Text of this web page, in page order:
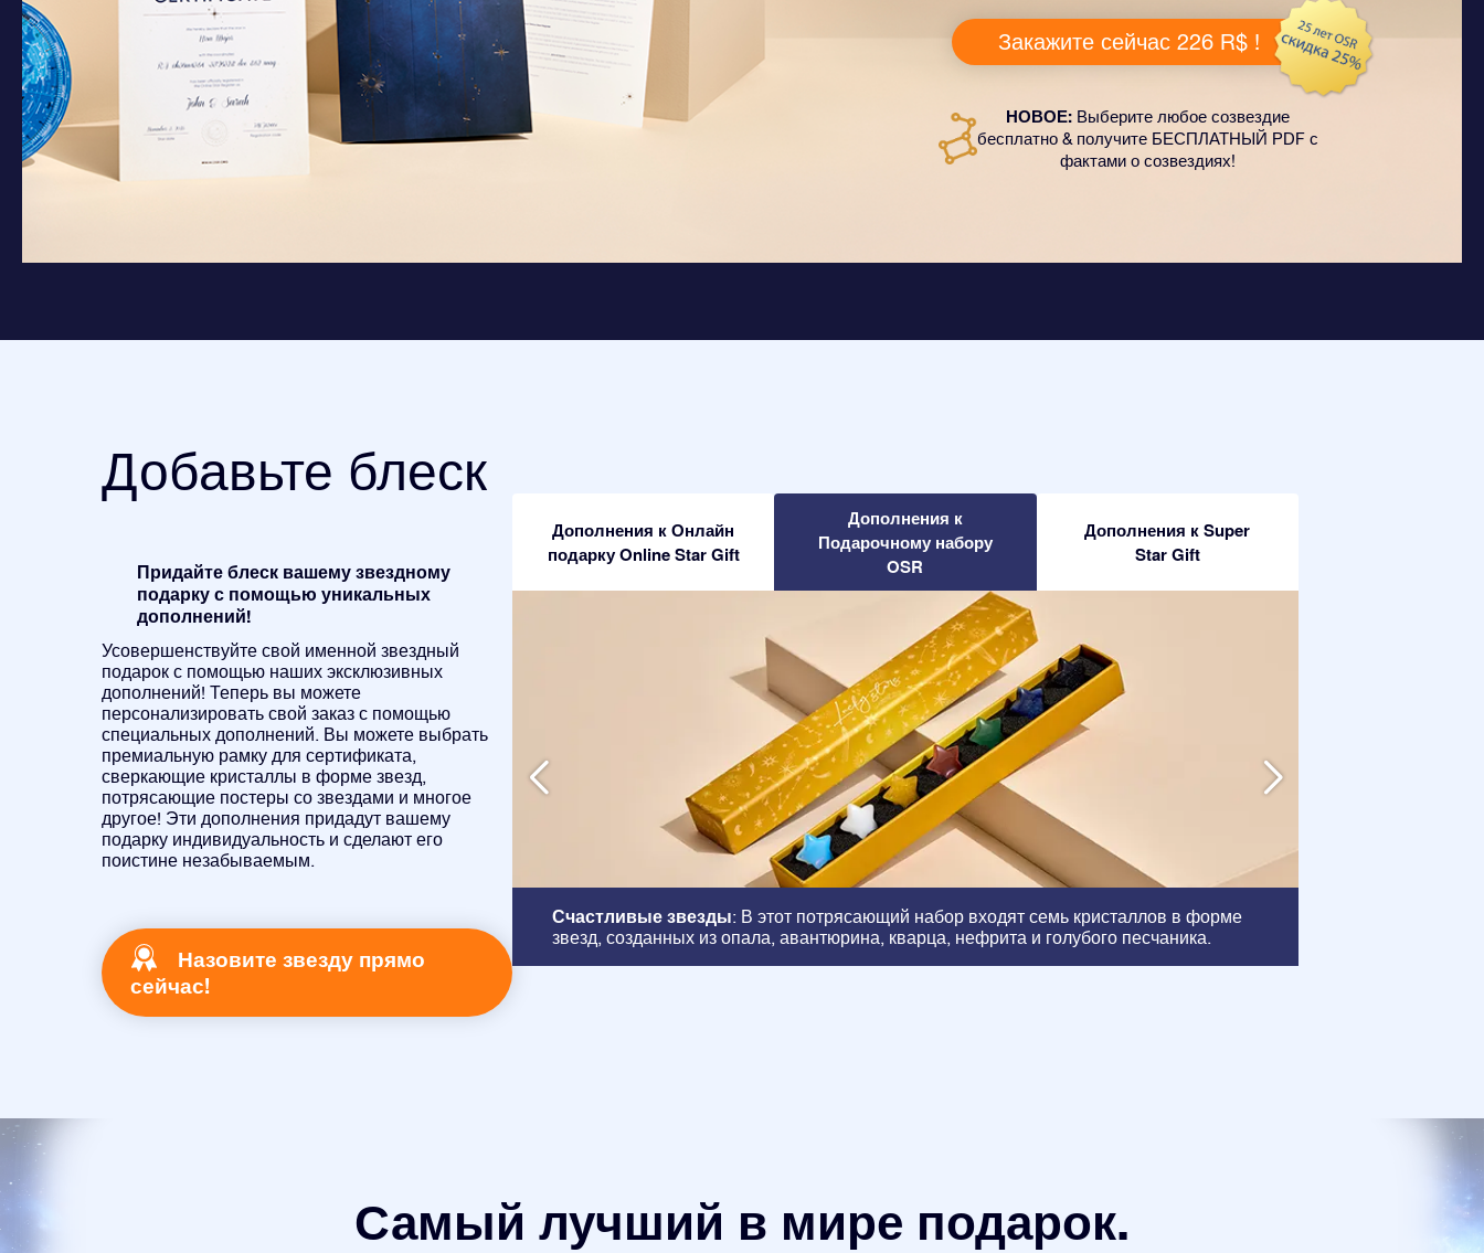
Закажите сейчас 226 R$ !
НОВОЕ: Выберите любое созвездие
бесплатно & получите БЕСПЛАТНЫЙ PDF с
фактами о созвездиях!
Добавьте блеск
Придайте блеск вашему звездному
подарку с помощью уникальных
дополнений!
Усовершенствуйте свой именной звездный
подарок с помощью наших эксклюзивных
дополнений! Теперь вы можете
персонализировать свой заказ с помощью
специальных дополнений. Вы можете выбрать
премиальную рамку для сертификата,
сверкающие кристаллы в форме звезд,
потрясающие постеры со звездами и многое
другое! Эти дополнения придадут вашему
подарку индивидуальность и сделают его
поистине незабываемым.
Назовите звезду прямо
сейчас!
Дополнения к Онлайн
подарку Online Star Gift
Дополнения к
Подарочному набору
OSR
Дополнения к Super
Star Gift
Счастливые звезды: В этот потрясающий набор входят семь кристаллов в форме
звезд, созданных из опала, авантюрина, кварца, нефрита и голубого песчаника.
Самый лучший в мире подарок.